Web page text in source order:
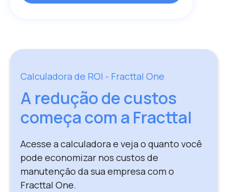
Calculadora de ROI - Fracttal One
A redução de custos
começa com a Fracttal
Acesse a calculadora e veja o quanto você
pode economizar nos custos de
manutenção da sua empresa com o
Fracttal One.